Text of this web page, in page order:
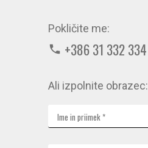
Pokličite me:
+386 31 332 334
Ali izpolnite obrazec: